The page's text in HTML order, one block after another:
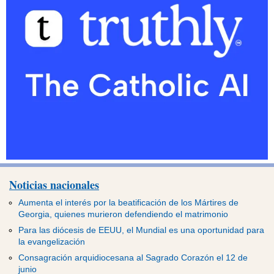
Noticias nacionales
Aumenta el interés por la beatificación de los Mártires de
Georgia, quienes murieron defendiendo el matrimonio
Para las diócesis de EEUU, el Mundial es una oportunidad para
la evangelización
Consagración arquidiocesana al Sagrado Corazón el 12 de
junio